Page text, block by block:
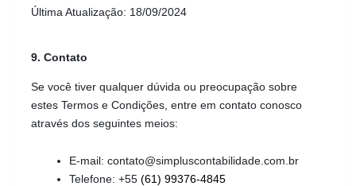
Última Atualização: 18/09/2024
9. Contato
Se você tiver qualquer dúvida ou preocupação sobre
estes Termos e Condições, entre em contato conosco
através dos seguintes meios:
E-mail: contato@simpluscontabilidade.com.br
Telefone: +55 (61) 99376-4845